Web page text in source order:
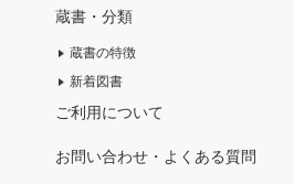
蔵書・分類
蔵書の特徴
新着図書
ご利用について
お問い合わせ・よくある質問